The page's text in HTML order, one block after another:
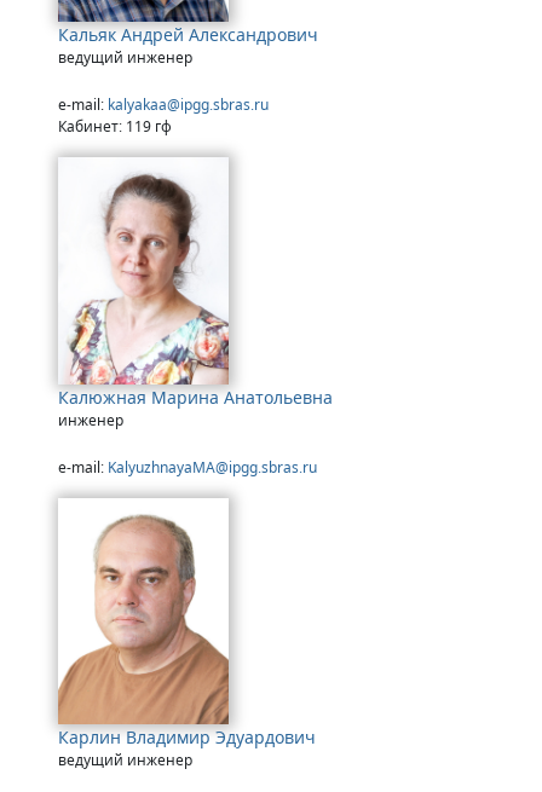
Кальяк Андрей Александрович
ведущий инженер
e-mail: kalyakaa@ipgg.sbras.ru
Кабинет: 119 гф
Калюжная Марина Анатольевна
инженер
e-mail: KalyuzhnayaMA@ipgg.sbras.ru
Карлин Владимир Эдуардович
ведущий инженер